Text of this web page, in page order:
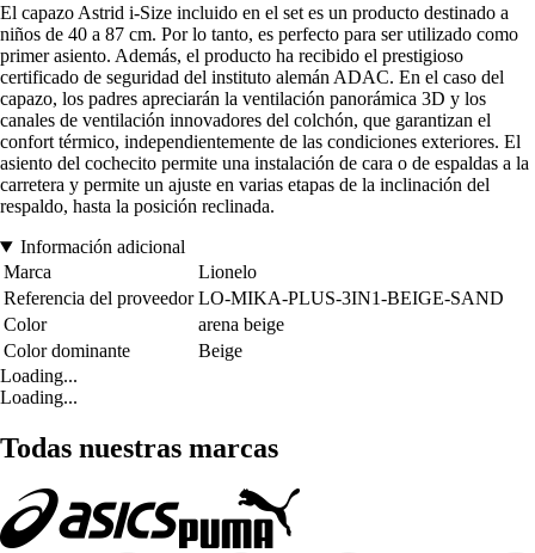
El capazo Astrid i-Size incluido en el set es un producto destinado a
niños de 40 a 87 cm. Por lo tanto, es perfecto para ser utilizado como
primer asiento. Además, el producto ha recibido el prestigioso
certificado de seguridad del instituto alemán ADAC. En el caso del
capazo, los padres apreciarán la ventilación panorámica 3D y los
canales de ventilación innovadores del colchón, que garantizan el
confort térmico, independientemente de las condiciones exteriores. El
asiento del cochecito permite una instalación de cara o de espaldas a la
carretera y permite un ajuste en varias etapas de la inclinación del
respaldo, hasta la posición reclinada.
Información adicional
Marca
Lionelo
Referencia del proveedor LO-MIKA-PLUS-3IN1-BEIGE-SAND
Color
arena beige
Color dominante
Beige
Loading...
Loading...
Todas nuestras marcas